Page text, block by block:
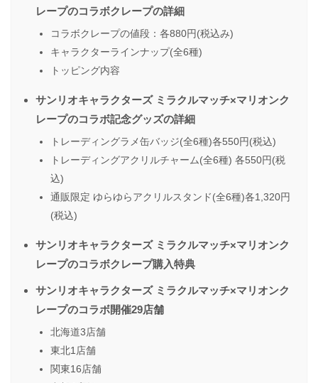
レープのコラボクレープの詳細
コラボクレープの値段：各880円(税込み)
キャラクターラインナップ(全6種)
トッピング内容
サンリオキャラクターズ ミラクルマッチ×マリオンク
レープのコラボ記念グッズの詳細
トレーディングラメ缶バッジ(全6種)各550円(税込)
トレーディングアクリルチャーム(全6種) 各550円(税
込)
通販限定 ゆらゆらアクリルスタンド(全6種)各1,320円
(税込)
サンリオキャラクターズ ミラクルマッチ×マリオンク
レープのコラボクレープ購入特典
サンリオキャラクターズ ミラクルマッチ×マリオンク
レープのコラボ開催29店舗
北海道3店舗
東北1店舗
関東16店舗